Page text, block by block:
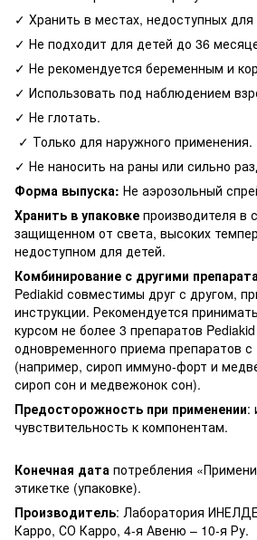
✓ Хранить в местах, недоступных для
✓ Не подходит для детей до 36
✓ Не рекомендуется беременным и
✓ Использовать под наблюдением
✓ Не глотать.
✓ Только для наружного применения.
✓ Не наносить на раны или сильно
Форма выпуска: Не аэрозольный
Хранить в упаковке производителя в
защищенном от света, высоких
недоступном для детей.
Комбинирование с другими
Pediakid совместимы друг с другом,
инструкции. Рекомендуется
курсом не более 3 препаратов
одновременного приема препаратов
(например, сироп иммуно-форт и
сироп сон и медвежонок сон).
Предосторожность при применении:
чувствительность к компонентам.
Конечная дата потребления
этикетке (упаковке).
Производитель: Лаборатория
Карро, СО Карро, 4-я Авеню – 10-я Ру.